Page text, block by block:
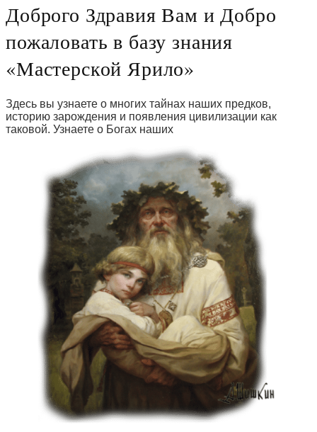
Доброго Здравия Вам и Добро
пожаловать в базу знания
«Мастерской Ярило»
Здесь вы узнаете о многих тайнах наших предков,
историю зарождения и появления цивилизации как
таковой. Узнаете о Богах наших